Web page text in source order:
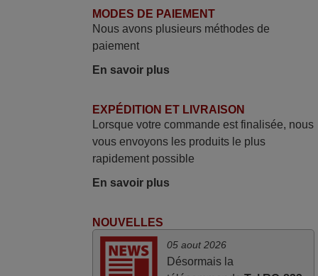
Je suis très content de cet achat. Cette
télécommande est d'une efficacité
étonnante. Alors que la télécommande
(probablement le LED à changer), et que
K7-DVD étaient inopérants. Voilà de quoi
donner une seconde vie à mes deux
Panasonic haut de gamme des années
90
Super Service
MODES DE PAIEMENT
Nous avons plusieurs méthodes de
paiement
En savoir plus
EXPÉDITION ET LIVRAISON
Lorsque votre commande est finalisée, nous
vous envoyons les produits le plus
rapidement possible
En savoir plus
NOUVELLES
05 aout 2026
Désormais la